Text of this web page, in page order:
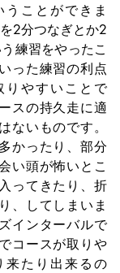
ことができま
2分つなぎとか2
練習をやったこ
った練習の利点
りやすいことで
スの持久走に適
ないものです。
かったり、部分
い頭が怖いとこ
ってきたり、折
、してしまいま
インターバルで
コースが取りや
来たり出来るの